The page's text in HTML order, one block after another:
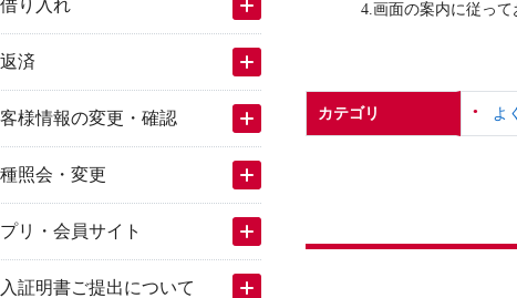
り入れ
済
様情報の変更・確認
照会・変更
リ・会員サイト
証明書ご提出について
4.画面の案内に従って
カテゴリ よ